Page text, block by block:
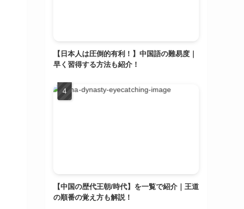
【日本人は圧倒的有利！】中国語の難易度｜
早く習得する方法も紹介！
【中国の歴代王朝/時代】を一覧で紹介｜王道
の順番の覚え方も解説！